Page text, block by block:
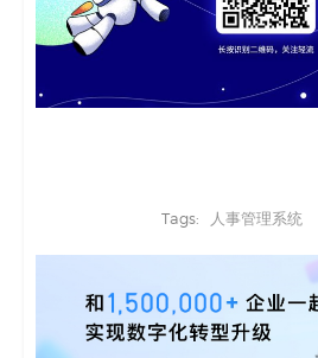
Tags: 人事管理系统